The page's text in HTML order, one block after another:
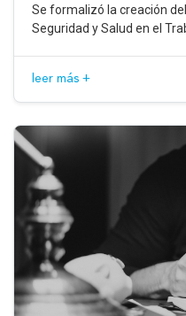
Se formalizó la creación
Seguridad y Salud en el
leer más +